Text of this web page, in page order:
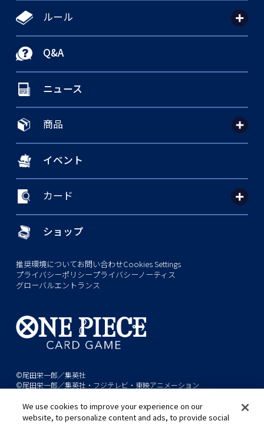
ルール
Q&A
ニュース
商品
イベント
カード
ショップ
推奨環境についてお問い合わせCookies Settings
プライバシーポリシープライバシーノーティス
グローバルエントランス
©尾田栄一郎／集英社
©尾田栄一郎／集英社・フジテレビ・東映アニメーション
このwebサイトに記載されているすべての画像・テキスト・データの無
We use cookies to improve your experience on our
website, to personalize content and ads, to provide social